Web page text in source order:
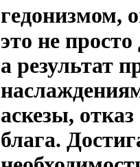
гедонизмом,
это не
а результат
аскезы,
блага.